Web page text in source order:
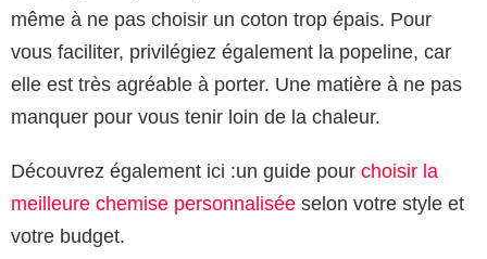
même à ne pas choisir un coton trop épais. Pour
vous faciliter, privilégiez également la popeline, car
elle est très agréable à porter. Une matière à ne pas
manquer pour vous tenir loin de la chaleur.
Découvrez également ici :un guide pour choisir la
meilleure chemise personnalisée selon votre style et
votre budget.